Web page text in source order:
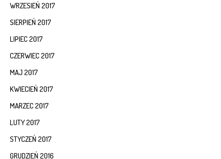
WRZESIEŃ 2017
SIERPIEŃ 2017
LIPIEC 2017
CZERWIEC 2017
MAJ 2017
KWIECIEŃ 2017
MARZEC 2017
LUTY 2017
STYCZEŃ 2017
GRUDZIEŃ 2016